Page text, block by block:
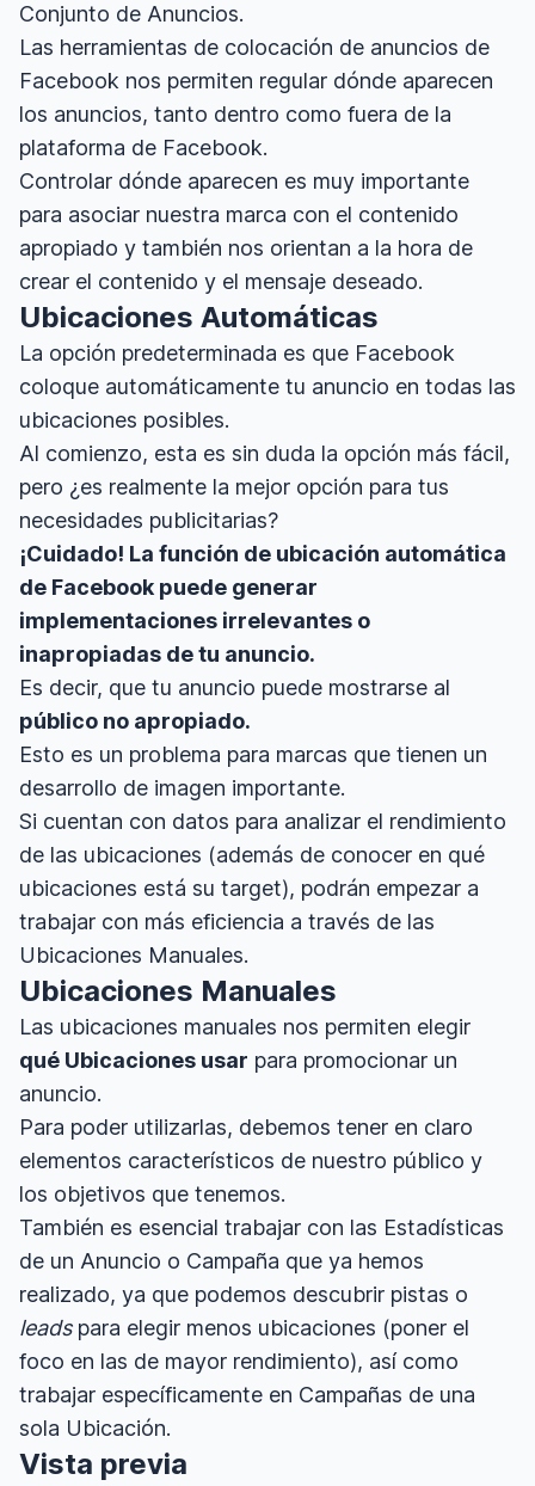
Conjunto de Anuncios.
Las herramientas de colocación de anuncios de
Facebook nos permiten regular dónde aparecen
los anuncios, tanto dentro como fuera de la
plataforma de Facebook.
Controlar dónde aparecen es muy importante
para asociar nuestra marca con el contenido
apropiado y también nos orientan a la hora de
crear el contenido y el mensaje deseado.
Ubicaciones Automáticas
La opción predeterminada es que Facebook
coloque automáticamente tu anuncio en todas las
ubicaciones posibles.
Al comienzo, esta es sin duda la opción más fácil,
pero ¿es realmente la mejor opción para tus
necesidades publicitarias?
¡Cuidado! La función de ubicación automática
de Facebook puede generar
implementaciones irrelevantes o
inapropiadas de tu anuncio.
Es decir, que tu anuncio puede mostrarse al
público no apropiado.
Esto es un problema para marcas que tienen un
desarrollo de imagen importante.
Si cuentan con datos para analizar el rendimiento
de las ubicaciones (además de conocer en qué
ubicaciones está su target), podrán empezar a
trabajar con más eficiencia a través de las
Ubicaciones Manuales.
Ubicaciones Manuales
Las ubicaciones manuales nos permiten elegir
qué Ubicaciones usar para promocionar un
anuncio.
Para poder utilizarlas, debemos tener en claro
elementos característicos de nuestro público y
los objetivos que tenemos.
También es esencial trabajar con las Estadísticas
de un Anuncio o Campaña que ya hemos
realizado, ya que podemos descubrir pistas o
leadspara elegir menos ubicaciones (poner el
foco en las de mayor rendimiento), así como
trabajar específicamente en Campañas de una
sola Ubicación.
Vista previa